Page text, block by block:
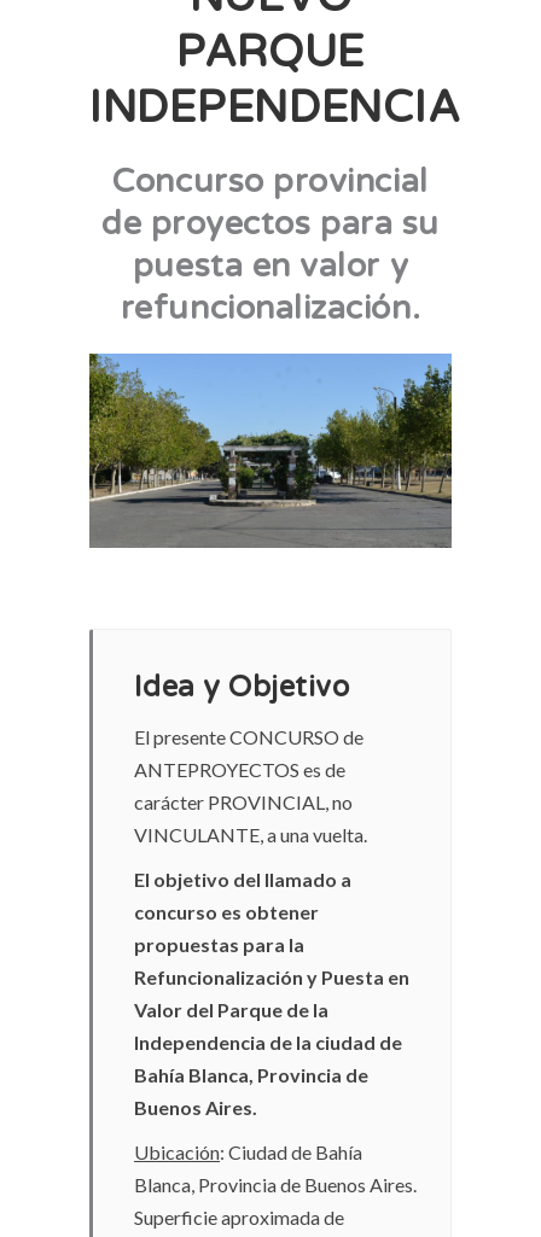
PARQUE
INDEPENDENCIA
Concurso provincial
de proyectos para su
puesta en valor y
refuncionalización.
Idea y Objetivo
El presente CONCURSO de
ANTEPROYECTOS es de
carácter PROVINCIAL, no
VINCULANTE, a una vuelta.
El objetivo del llamado a
concurso es obtener
propuestas para la
Refuncionalización y Puesta en
Valor del Parque de la
Independencia de la ciudad de
Bahía Blanca, Provincia de
Buenos Aires.
Ubicación: Ciudad de Bahía
Blanca, Provincia de Buenos Aires.
Superficie aproximada de